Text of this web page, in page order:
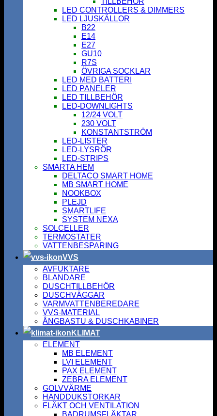
LED CONTROLLERS & DIMMERS
LED LJUSKÄLLOR
B22
E14
E27
GU10
R7S
ÖVRIGA SOCKLAR
LED MED BATTERI
LED PANELER
LED TILLBEHÖR
LED-DOWNLIGHTS
12/24 VOLT
230 VOLT
KONSTANTSTRÖM
LED-LISTER
LED-LYSRÖR
LED-STRIPS
SMARTA HEM
DELTACO SMART HOME
MB SMART HOME
NOOKBOX
PLEJD
SMARTLIFE
SYSTEM NEXA
SOLCELLER
TERMOSTATER
VATTENBESPARING
VVS
AVFUKTARE
BLANDARE
DUSCHTILLBEHÖR
DUSCHVÄGGAR
VARMVATTENBEREDARE
VVS-MATERIAL
ÅNGBASTU & DUSCHKABINER
KLIMAT
ELEMENT
MB ELEMENT
LVI ELEMENT
PAX ELEMENT
ZEBRA ELEMENT
GOLVVÄRME
HANDDUKSTORKAR
FLÄKT OCH VENTILATION
BADRUMSFLÄKTAR